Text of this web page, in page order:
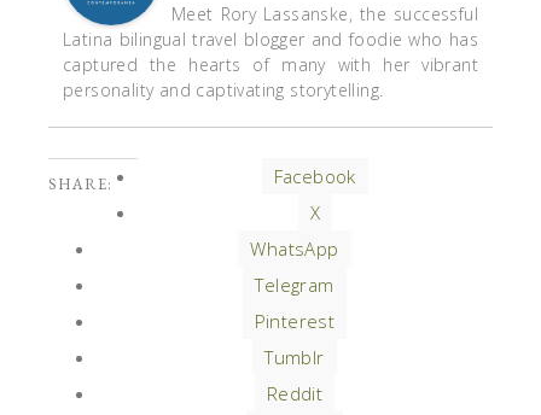
Meet Rory Lassanske, the successful
Latina bilingual travel blogger and foodie who has
captured the hearts of many with her vibrant
personality and captivating storytelling.
SHARE:
Facebook
X
WhatsApp
Telegram
Pinterest
Tumblr
Reddit